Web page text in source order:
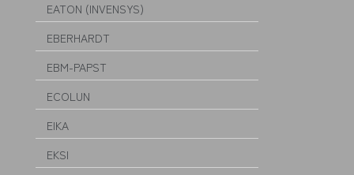
EATON (INVENSYS)
EBERHARDT
EBM-PAPST
ECOLUN
EIKA
EKSI